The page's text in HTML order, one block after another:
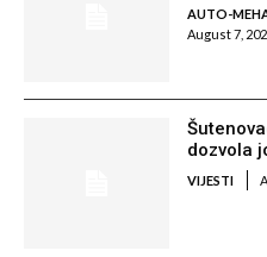
AUTO-
August 7,
dozvola
VIJESTI